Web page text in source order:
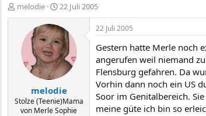
E
r
melodie
E
r
s
t
e
l
l
t
a
m
22 Juli 2005
melodie
Stolze (Teenie)Mama
von Merle Sophie
22 Juli 2005
Gestern hatte Merle noch
angerufen weil niemand
Flensburg gefahren. Da
Vorhin dann noch ein US
Soor im Genitalbereich.
meine güte ich bin so